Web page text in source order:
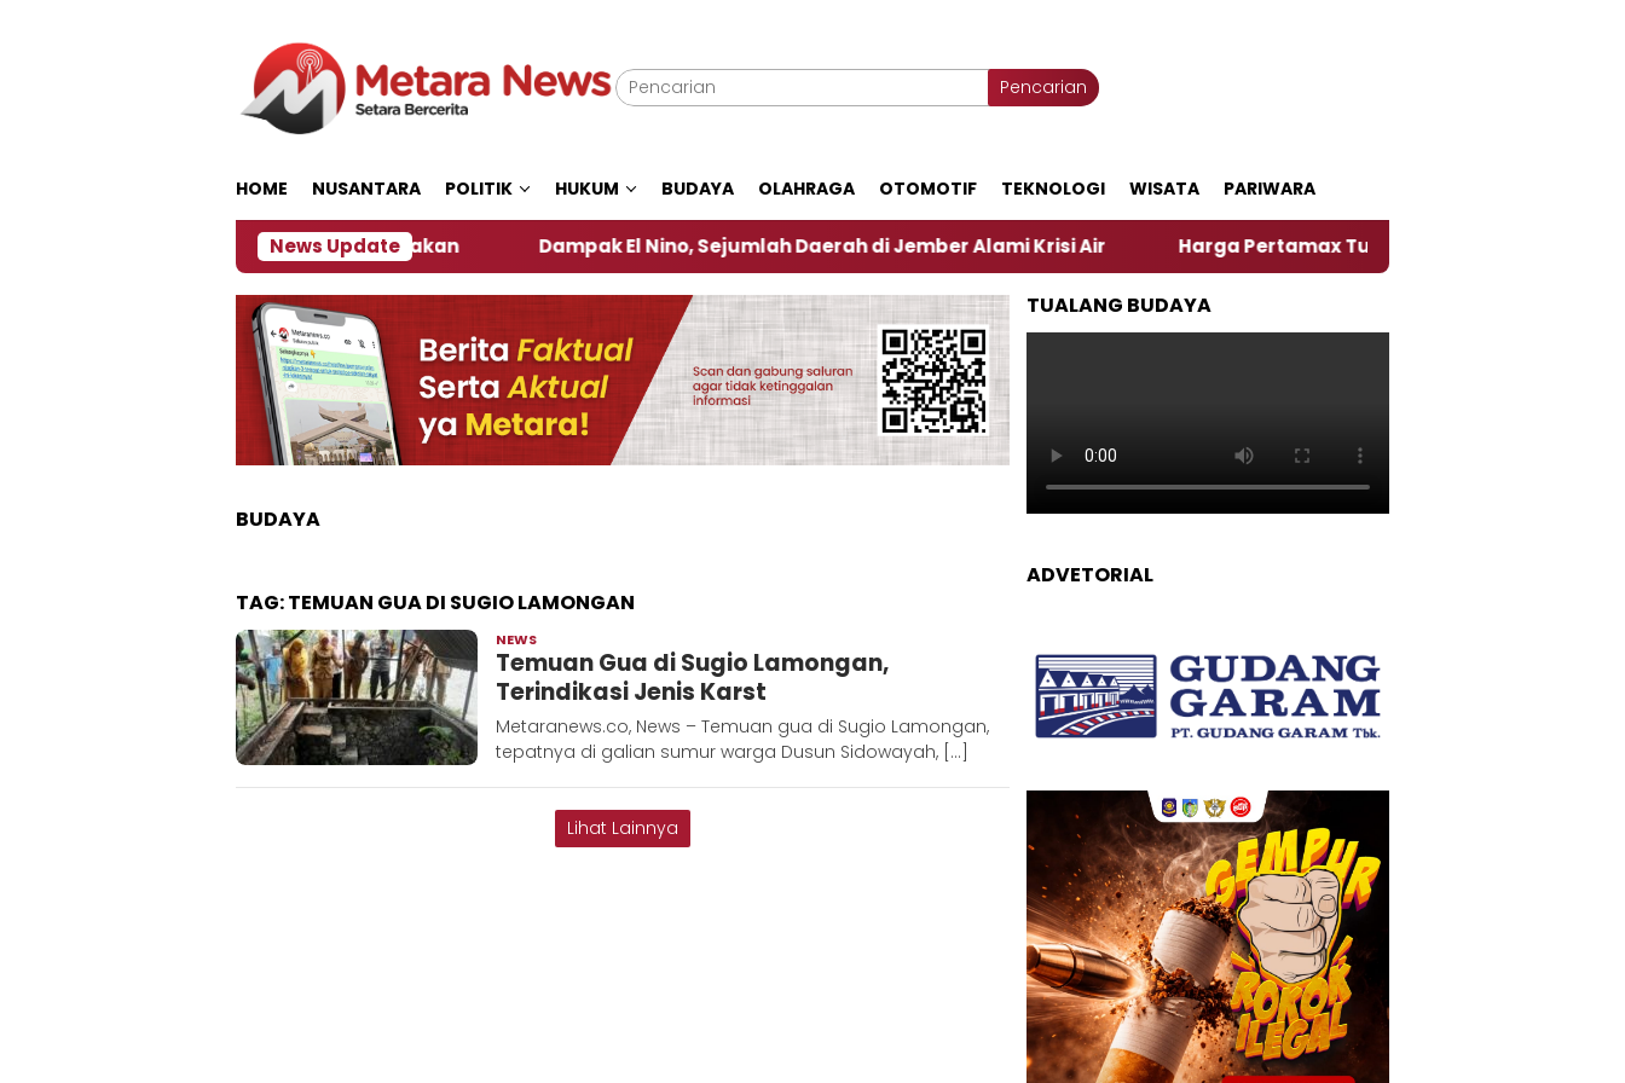
Pencarian
HOME NUSANTARA POLITIK HUKUM BUDAYA OLAHRAGA OTOMOTIF TEKNOLOGI WISATA PARIWARA
News Update
Ini Kata Pengamat Kebijakan Dampak El Nino, Sejumlah Daerah di Jember Alami Krisi Air Harga Pertamax Turun Per Hari Ini, Segini Harganya
BUDAYA
TAG:TEMUAN GUA DI SUGIO LAMONGAN
NEWS
D
Temuan Gua di Sugio Lamongan,
Terindikasi Jenis Karst
Metaranews.co, News – Temuan gua di Sugio Lamongan,
tepatnya di galian sumur warga Dusun Sidowayah, […]
Lihat Lainnya
TUALANG BUDAYA
ADVETORIAL